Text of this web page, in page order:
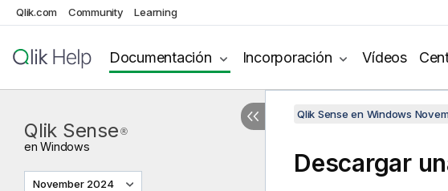
Qlik.com Community Learning
Documentación Incorporación Vídeos
Qlik Sense ®
enWindows
November 2024
Qlik Sense en Windows
Descargar